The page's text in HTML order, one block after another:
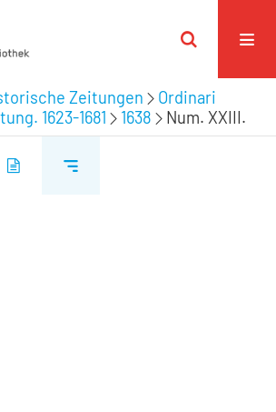
Zeitungen
Ordinari
1623-1681
1638 Num. XXIII.